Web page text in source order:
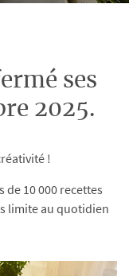
ses
2025.
!
10 000 recettes
limite au quotidien